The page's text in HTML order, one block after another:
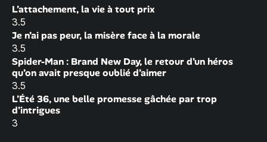
L’attachement, la vie à tout prix
3.5
Je n’ai pas peur, la misère face à la morale
3.5
Spider-Man : Brand New Day, le retour d’un héros
qu’on avait presque oublié d’aimer
3.5
L’Été 36, une belle promesse gâchée par trop
d’intrigues
3